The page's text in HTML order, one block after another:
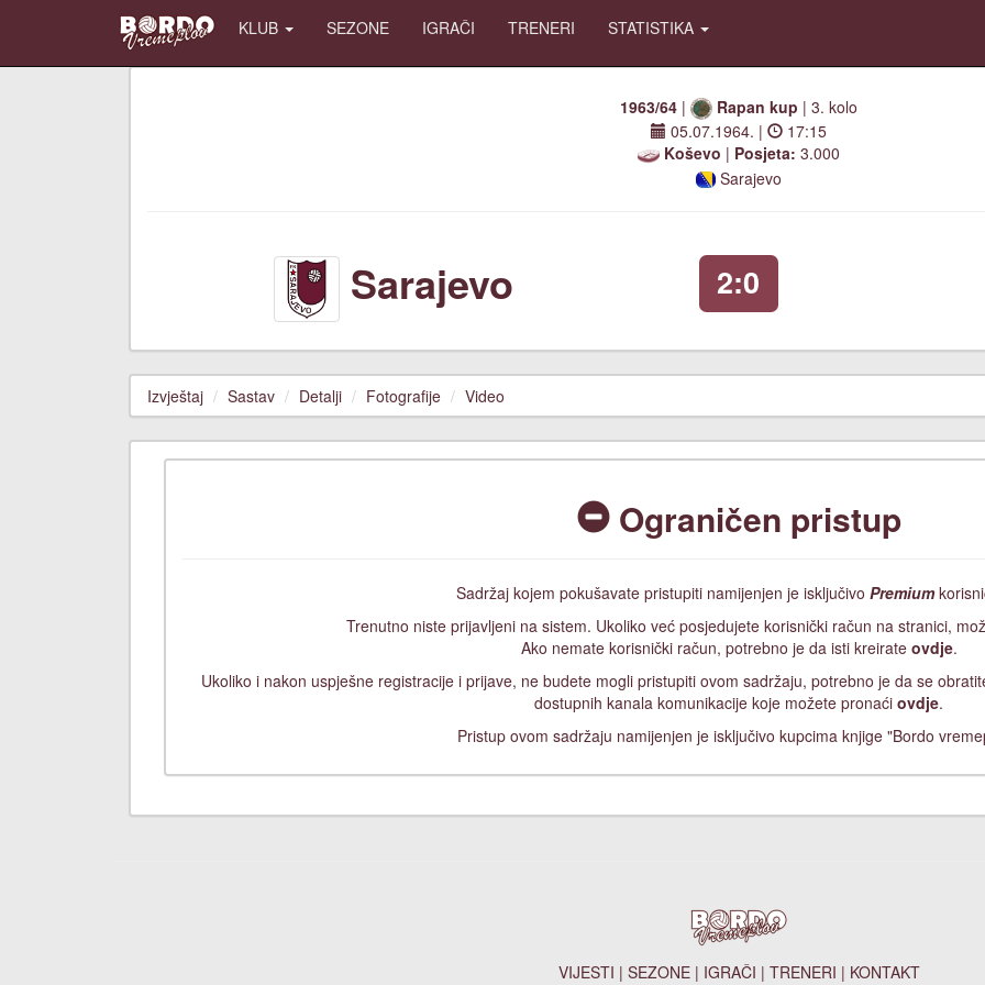
KLUB SEZONE IGRAČI TRENERI STATISTIKA
1963/64| Rapan kup | 3. kolo
05.07.1964. |
17:15
Koševo | Posjeta: 3.000
Sarajevo
Sarajevo 2:0
Izvještaj Sastav Detalji Fotografije Video
Ograničen pristup
Sadržaj kojem pokušavate pristupiti namijenjen je isključivo Premium
Trenutno niste prijavljeni na sistem. Ukoliko već posjedujete korisnički račun na stranici,
Ako nemate korisnički račun, potrebno je da isti kreirate ovdje.
Ukoliko i nakon uspješne registracije i prijave, ne budete mogli pristupiti ovom sadržaju, potrebno je da se
dostupnih kanala komunikacije koje možete pronaći ovdje.
Pristup ovom sadržaju namijenjen je isključivo kupcima knjige "Bordo
VIJESTI | SEZONE| IGRAČI | TRENERI | KONTAKT